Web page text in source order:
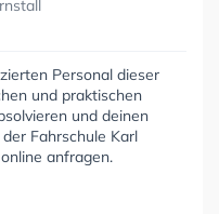
Personal dieser
und praktischen
und deinen
Fahrschule Karl
anfragen.